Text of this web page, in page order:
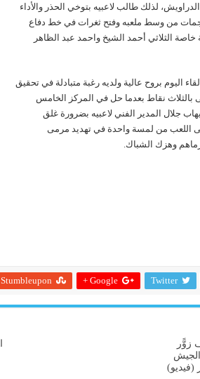
لذلك طالب لاعبيه بتوخي الحذر والأداء
من وسط ملعبه وفتح ثغرات في خط دفاع
الثلاثي أحمد الشيخ واحمد عبد الظاهر
اليوم بروح عالية ولديه رغبة متبادلة في تحقيق
بالثلاث نقاط بعدما حل في المركز الخامس
إيهاب جلال المدير الفني لاعبيه بضرورة غلق
اللعب من لمسة واحدة في تهديد مرمى
وهزك الشباك.
Twitter
Google +
Stumbleupon
زوًّر
الجيش
(فيديو)